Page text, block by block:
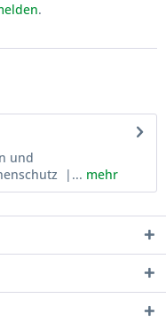
.
und
|... mehr